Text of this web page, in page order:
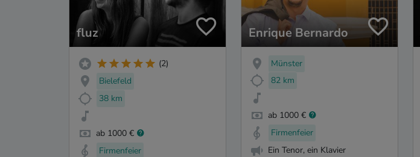
fluz
(2)
Bielefeld
38 km
ab 1000 €
Firmenfeier
Enrique Bernardo
Münster
82 km
ab 1000 €
Firmenfeier
Ein Tenor, ein Klavier